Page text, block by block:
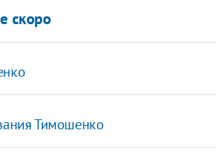
скоро
Тимошенко